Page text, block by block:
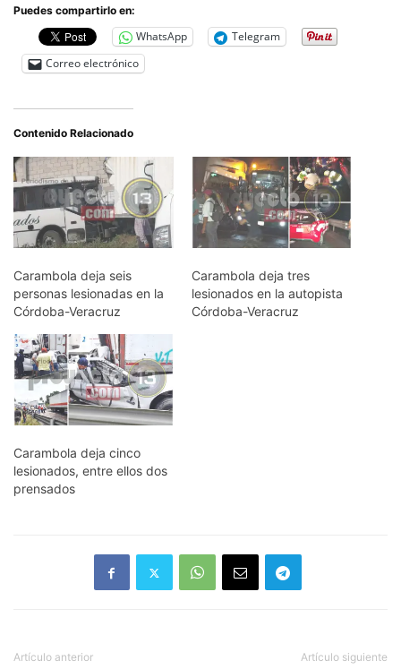
Puedes compartirlo en:
WhatsApp
Telegram
Correo electrónico
Contenido Relacionado
Carambola deja seis
personas lesionadas en la
Córdoba-Veracruz
Carambola deja tres
lesionados en la autopista
Córdoba-Veracruz
Carambola deja cinco
lesionados, entre ellos dos
prensados
Artículo anterior Artículo siguiente